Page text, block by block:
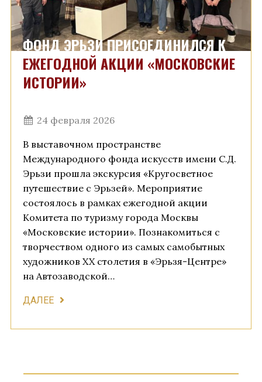
ФОНД ЭРЬЗИ ПРИСОЕДИНИЛСЯ К
ЕЖЕГОДНОЙ АКЦИИ «МОСКОВСКИЕ
ИСТОРИИ»
24 февраля 2026
В выставочном пространстве
Международного фонда искусств имени С.Д.
Эрьзи прошла экскурсия «Кругосветное
путешествие с Эрьзей». Мероприятие
состоялось в рамках ежегодной акции
Комитета по туризму города Москвы
«Московские истории». Познакомиться с
творчеством одного из самых самобытных
художников XX столетия в «Эрьзя-Центре»
на Автозаводской…
ДАЛЕЕ